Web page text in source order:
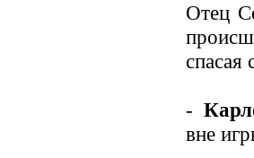
Отец
-
вне